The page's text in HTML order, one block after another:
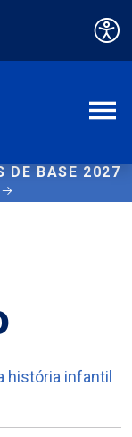
DE BASE 2027
história infantil